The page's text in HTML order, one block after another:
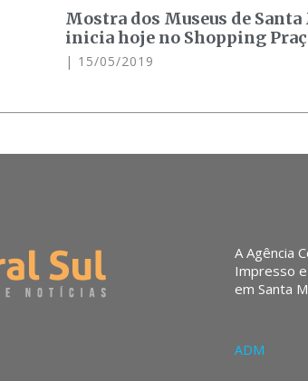
Mostra dos Museus de
inicia hoje no Shopping
15/05/2019
A Agência
Impresso
em Santa
ADM